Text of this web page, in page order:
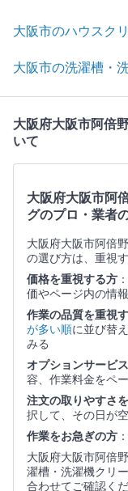
大阪市のハウスク
大阪市の洗濯槽・
大阪府大阪市阿倍
いて
大阪府大阪市阿
グのプロ・業者
大阪府大阪市阿倍
の選び方は、重視
価格を重視する方 ：
価やページ内の情
作業の品質を重視
が多い順に並び替
みる
オプションサービ
容、作業料金をペ
注文の取りやすさ
択して、その日が
作業をお急ぎの方 ：
大阪府大阪市阿倍
濯槽・洗濯機クリ
合わせてご確認くだ